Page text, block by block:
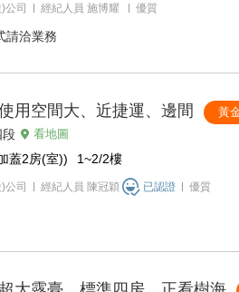
公司 經紀人員 施博耀 優質
請洽業務
用空間大、近捷運、邊間 黃
段 看地圖
蓋2房(室)) 1~2/2樓
公司 經紀人員 陳冠穎 已認證 優質